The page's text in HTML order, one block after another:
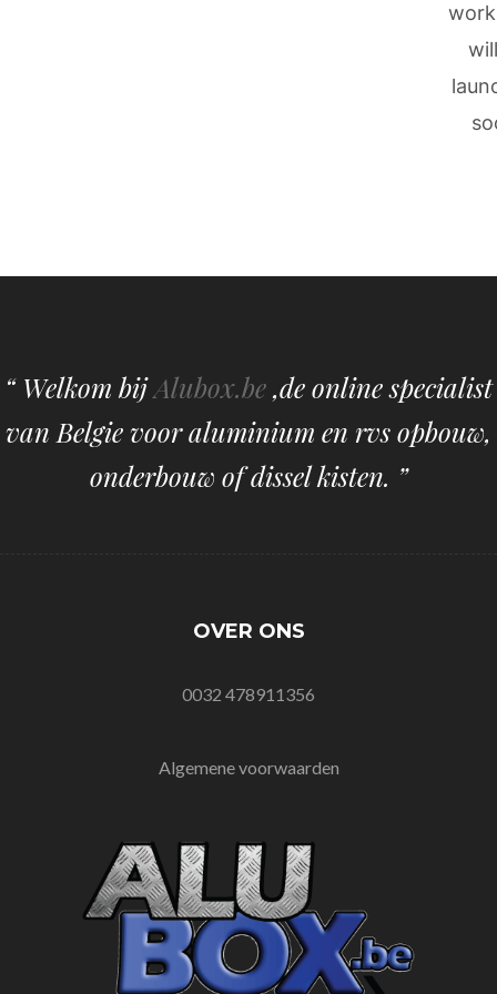
“ Welkom bijAlubox.be,de online specialist
van Belgie voor aluminium en rvs opbouw,
onderbouw of dissel kisten. ”
OVER ONS
0032 478911356
Algemene voorwaarden